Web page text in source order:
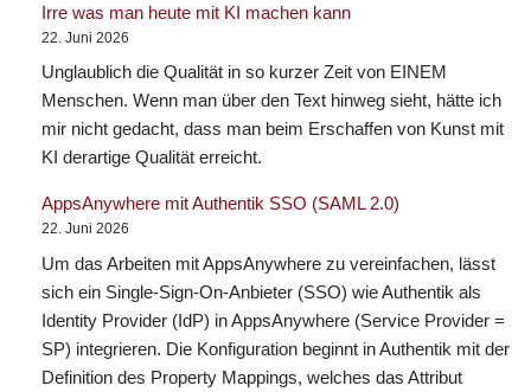
Irre was man heute mit KI machen kann
22. Juni 2026
Unglaublich die Qualität in so kurzer Zeit von EINEM
Menschen. Wenn man über den Text hinweg sieht, hätte ich
mir nicht gedacht, dass man beim Erschaffen von Kunst mit
KI derartige Qualität erreicht.
AppsAnywhere mit Authentik SSO (SAML 2.0)
22. Juni 2026
Um das Arbeiten mit AppsAnywhere zu vereinfachen, lässt
sich ein Single-Sign-On-Anbieter (SSO) wie Authentik als
Identity Provider (IdP) in AppsAnywhere (Service Provider =
SP) integrieren. Die Konfiguration beginnt in Authentik mit der
Definition des Property Mappings, welches das Attribut